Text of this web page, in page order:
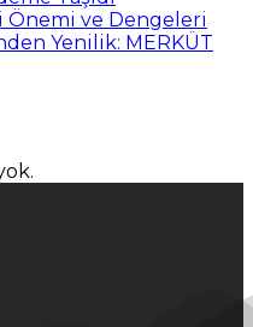
Önemi ve Dengeleri
Yenilik: MERKÜT